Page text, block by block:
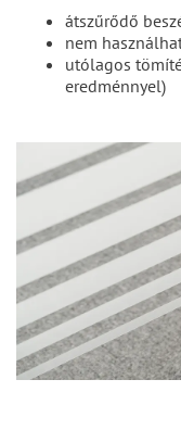
átszűrődő
nem
utólagos
eredménnyel)